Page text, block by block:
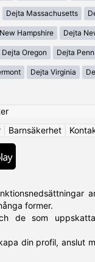
Dejta Massachusetts
Hampshire Dejta
Dejta Oregon Dejta
Dejta Virginia
Barnsäkerhet
former.
de som
din profil, anslut